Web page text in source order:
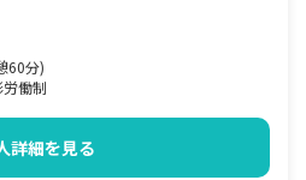
60分)
働制
詳細を見る